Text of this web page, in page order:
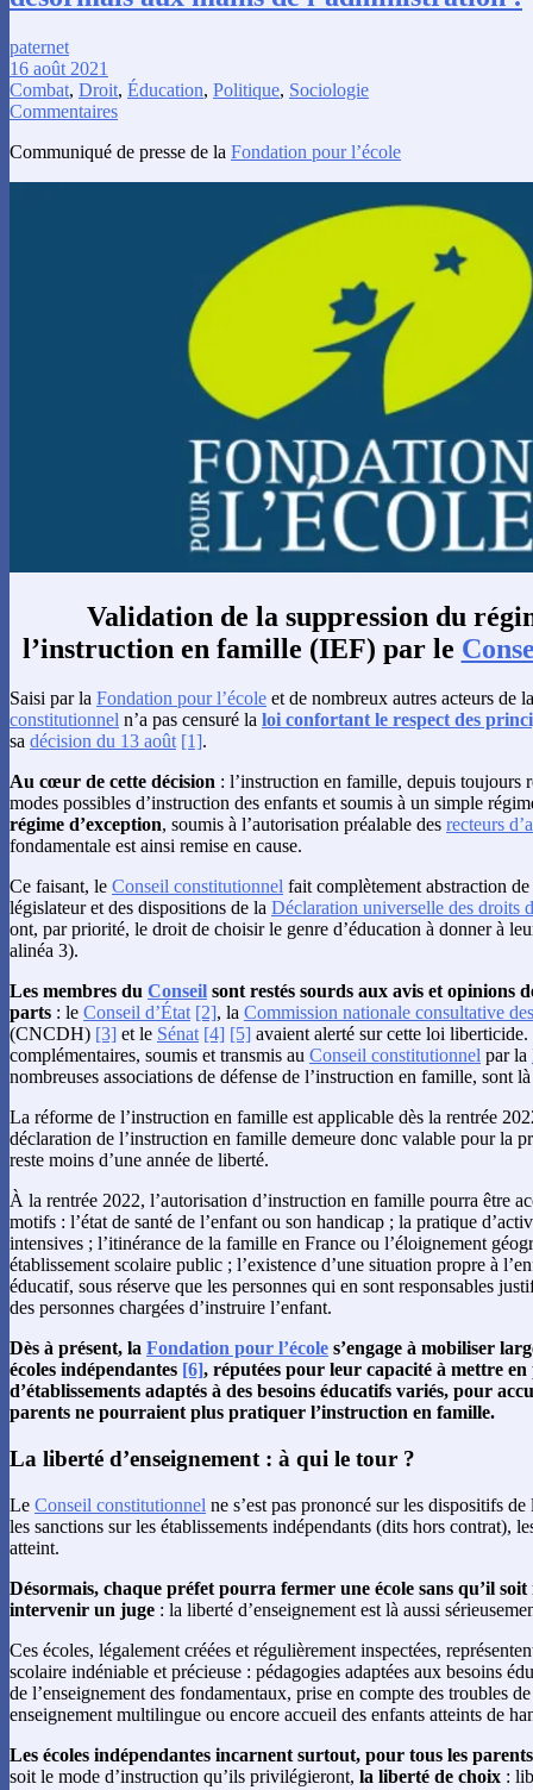
paternet
16 août 2021
Combat, Droit, Éducation, Politique, Sociologie
Commentaires
Communiqué de presse de la Fondation pour l’école
Validation de la suppression du
l’instruction en famille (IEF) par le
Saisi par la Fondation pour l’école et de nombreux autres acteurs de
constitutionnel n’a pas censuré la loi confortant le respect des
sa décision du 13 août [1].
Au cœur de cette décision : l’instruction en famille, depuis toujours
modes possibles d’instruction des enfants et soumis à un simple
régime d’exception, soumis à l’autorisation préalable des recteurs
fondamentale est ainsi remise en cause.
Ce faisant, le Conseil constitutionnel fait complètement abstraction
législateur et des dispositions de la Déclaration universelle des droits
ont, par priorité, le droit de choisir le genre d’éducation à donner à
alinéa 3).
Les membres du Conseil sont restés sourds aux avis et opinions
parts : le Conseil d’État [2], la Commission nationale consultative
(CNCDH) [3] et le Sénat [4] [5] avaient alerté sur cette loi
complémentaires, soumis et transmis au Conseil constitutionnel par la
nombreuses associations de défense de l’instruction en famille, sont
La réforme de l’instruction en famille est applicable dès la rentrée
déclaration de l’instruction en famille demeure donc valable pour la
reste moins d’une année de liberté.
À la rentrée 2022, l’autorisation d’instruction en famille pourra être
motifs : l’état de santé de l’enfant ou son handicap ; la pratique
intensives ; l’itinérance de la famille en France ou l’éloignement
établissement scolaire public ; l’existence d’une situation propre à
éducatif, sous réserve que les personnes qui en sont responsables
des personnes chargées d’instruire l’enfant.
Dès à présent, la Fondation pour l’école s’engage à mobiliser
écoles indépendantes [6], réputées pour leur capacité à mettre en
d’établissements adaptés à des besoins éducatifs variés, pour
parents ne pourraient plus pratiquer l’instruction en famille.
La liberté d’enseignement : à qui le tour ?
Le Conseil constitutionnel ne s’est pas prononcé sur les dispositifs
les sanctions sur les établissements indépendants (dits hors contrat),
atteint.
Désormais, chaque préfet pourra fermer une école sans qu’il soit
intervenir un juge : la liberté d’enseignement est là aussi
Ces écoles, légalement créées et régulièrement inspectées,
scolaire indéniable et précieuse : pédagogies adaptées aux besoins
de l’enseignement des fondamentaux, prise en compte des troubles
enseignement multilingue ou encore accueil des enfants atteints de
Les écoles indépendantes incarnent surtout, pour tous les
soit le mode d’instruction qu’ils privilégieront, la liberté de choix :